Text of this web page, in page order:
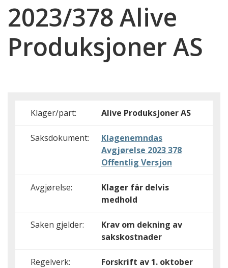
2023/378 Alive
Produksjoner AS
Klager/part: Alive Produksjoner AS
Saksdokument:
Klagenemndas
Avgjørelse 2023 378
Offentlig Versjon
Avgjørelse:
Klager får delvis
medhold
Saken gjelder:
Krav om dekning av
sakskostnader
Regelverk:
Forskrift av 1. oktober